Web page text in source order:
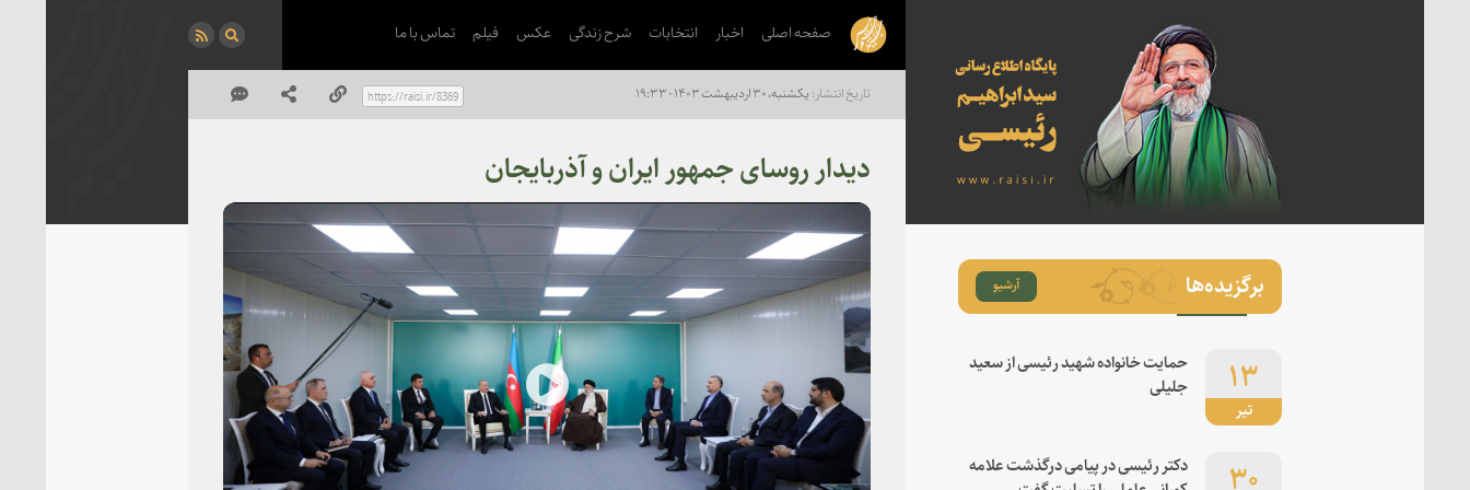
صفحه اصلی اخبار انتخابات شرح زندگی عکس فیلم تماس با ما
یکشنبه، ۳۰ اردیبهشت ۱۴۰۳ - ۱۹:۳۳
دیدار روسای جمهور ایران و آذربایجان
Play
برگزیده‌ها آرشیو
تیر
۱۳
حمایت خانواده شهید رئیسی از سعید
جلیلی
۳۰
دکتر رئیسی در پیامی درگذشت علامه